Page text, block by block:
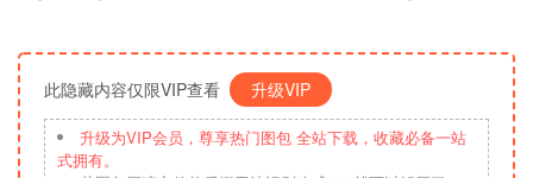
此隐藏内容仅限VIP查看 升级VIP
升级为VIP会员，尊享热门图包 全站下载，收藏必备一站
式拥有。